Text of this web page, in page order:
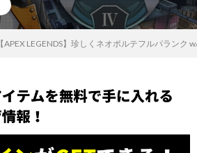
【APEX LEGENDS】珍しくネオポルテフルパランク